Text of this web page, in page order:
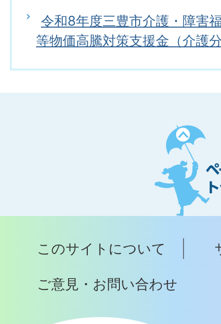
令和8年度三豊市介護・障害
等物価高騰対策支援金（介護
ペ
ー
ジ
ト
ッ
へ
このサイトについて
ご意見・お問い合わせ